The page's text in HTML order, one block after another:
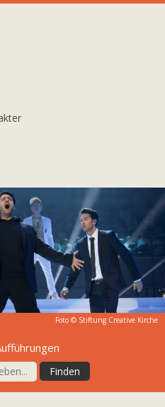
Foto © Stiftung Creative Kirche